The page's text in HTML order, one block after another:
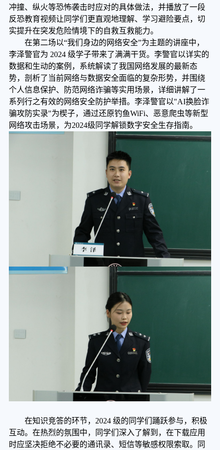
冲撞、纵火等恐怖袭击时应对的具体做法，并播放了一段
反恐教育视频让同学们更直观地理解、学习避险要点，切
实提升在突发危险情境下的自救互救能力。
在第二场以“我们身边的网络安全”为主题的讲座中，
李泽警官为 2024 级学子带来了满满干货。 李警官以详实的
数据和生动的案例，系统解读了我国网络发展的最新态
势，剖析了当前网络与数据安全面临的复杂形势，并围绕
个人信息保护、防范网络诈骗等实用场景，详细讲解了一
系列行之有效的网络安全防护举措。 李泽警官以"AI换脸诈
骗攻防实录"为楔子，通过还原钓鱼WiFi、恶意爬虫等新型
网络攻击场景，为2024级同学解锁数字安全生存指南。
在知识竞答的环节， 2024 级的 同学们踊跃参与，积极
互动。在热烈的氛围中，同学们深入了解到，在下载应用
时应坚决拒绝不必要的通讯录、短信等敏感权限索取。同